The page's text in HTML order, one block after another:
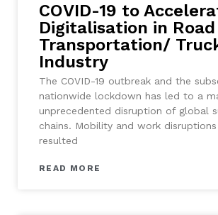
COVID-19 to
Digitalisation in Road
Transportation/
Industry
The COVID-19 outbreak and the
nationwide lockdown has led to a
unprecedented disruption of global
chains. Mobility and work disruptions
resulted
READ MORE